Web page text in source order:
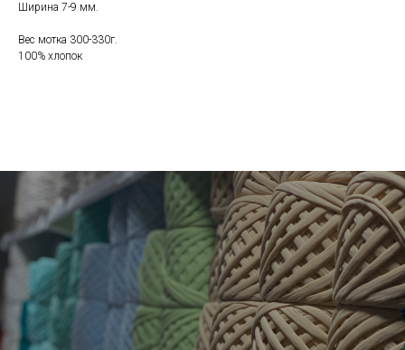
Ширина 7-9 мм.
Вес мотка 300-330г.
100% хлопок